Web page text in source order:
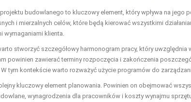
budowlanego to kluczowy element, który wpływa na jego
i mierzalnych celów, które będą kierować wszystkimi
wymaganiami klienta.
stworzyć szczegółowy harmonogram pracy, który
powinien zawierać terminy rozpoczęcia i zakończenia
tym kontekście warto rozważyć użycie programów do
kluczowy element planowania. Powinien on obejmować
wynagrodzenia dla pracowników i koszty wynajmu